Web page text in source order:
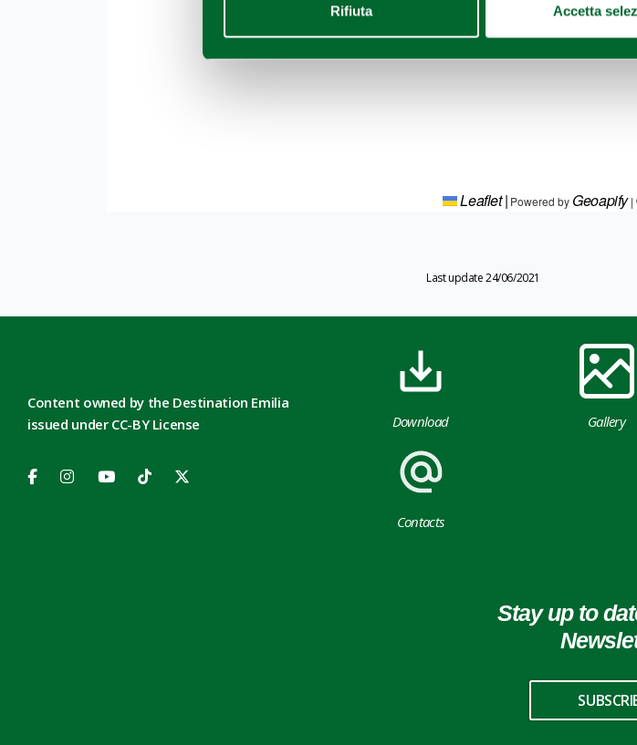
Rifiuta Accetta
Leaflet| Powered by Geoapify|
Last update 24/06/2021
Content owned by the Destination Emilia
issued under CC-BY License
Download Gallery
Contacts
Stay up to